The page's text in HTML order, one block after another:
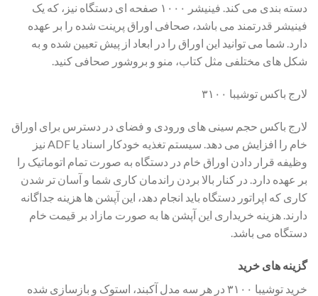
دسته بندی می کند. فینیشر ۱۰۰۰ صفحه ای دستگاه نیز، که یک
فینیشر قدرتمند می باشد، صحافی اوراق پرینت شده را بر عهده
دارد. شما می توانید این اوراق را در ابعاد از پیش تعیین شده و به
شکل های مختلفی مثل کتاب، منو و بروشور صحافی کنید.
لارج باکس توشیبا ۳۱۰۰
لارج باکس حجم سینی های ورودی و فضای در دسترس برای اوراق
خام را افزایش می دهد. سیستم تغذیه خودکار اسناد یا ADF نیز
وظیفه قرار دادن اوراق خام در دستگاه به صورت تمام اتوماتیک را
بر عهده دارد. در کنار بالا بردن راندمان کاری شما و آسان تر شدن
کاری که اپراتور دستگاه باید انجام دهد، این آپشن ها هزینه جداگانه
دارند. هزینه خریداری این آپشن ها به صورت مازاد بر قیمت خام
دستگاه می باشد.
گزینه های خرید
خرید توشیبا ۳۱۰۰ در هر سه مدل آکبند، استوک و بازسازی شده